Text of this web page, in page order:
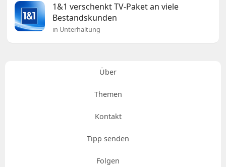
1&1 verschenkt TV-Paket an viele
Bestandskunden
in Unterhaltung
Über
Themen
Kontakt
Tipp senden
Folgen